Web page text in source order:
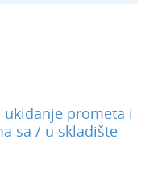
prometa i
sa / u skladište